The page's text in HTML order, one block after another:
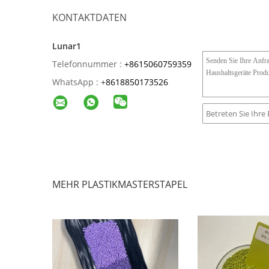
KONTAKTDATEN
Lunar1
Telefonnummer : +8615060759359
WhatsApp : +8618850173526
MEHR PLASTIKMASTERSTAPEL